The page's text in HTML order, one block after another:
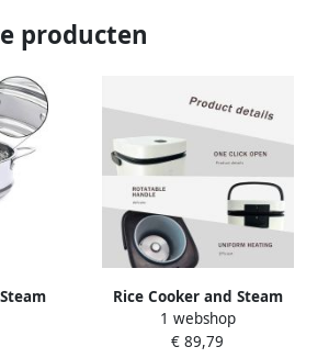
producten
healthy
Way to
Rice Cooker and Steam
Cooker Easy fast and healthy
cooking A Healthier Way to
1 webshop
€ 89,79